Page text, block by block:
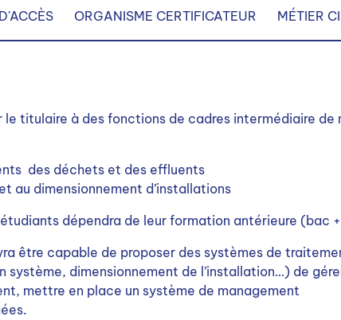
ORGANISME CERTIFICATEUR MÉTIER
titulaire à des fonctions de cadres intermédiaire de
des déchets et des effluents
au dimensionnement d’installations
dépendra de leur formation antérieure (bac
être capable de proposer des systèmes de
système, dimensionnement de l’installation…) de
mettre en place un système de management